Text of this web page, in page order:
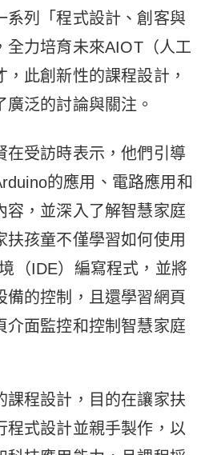
系列「程式設計、創客與
全力培育未來AIOT（人工
此創新性的課程設計，
泛的討論與關注。
在受訪時表示，他們引導
的應用、電路應用和
容，並深入了解智慧家庭
扶孩童不僅學習如何使用
（IDE）編寫程式，並將
備的控制，且還學習網頁
介面監控和控制智慧家庭
課程設計，目的在讓家扶
程式設計並親手製作，以